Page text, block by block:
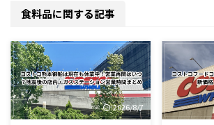
食料品に関する記事
2026/8/7